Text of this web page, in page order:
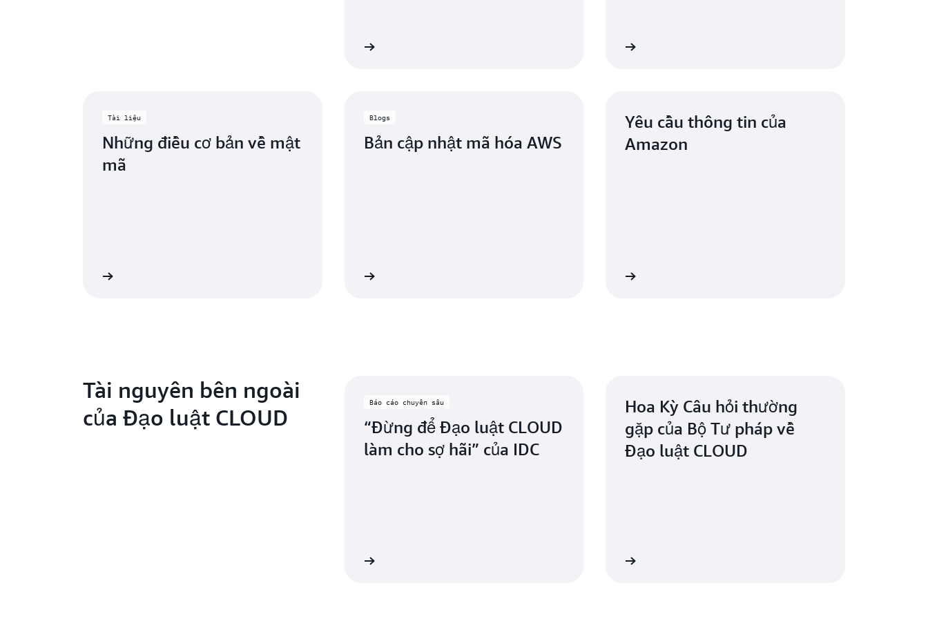
Để biết thêm thông tin về các dịch vụ hỗ trợ mô hình không cho phép quyền truy cập của người
Tài liệu
Những điều cơ bản về mật
mã
Blogs
Bản cập nhật mã hóa AWS
Yêu cầu thông tin của
Amazon
Tài nguyên bên ngoài
của Đạo luật CLOUD
Báo cáo chuyên sâu
“Đừng để Đạo luật CLOUD
làm cho sợ hãi” của IDC
Hoa Kỳ Câu hỏi thường
gặp của Bộ Tư pháp về
Đạo luật CLOUD